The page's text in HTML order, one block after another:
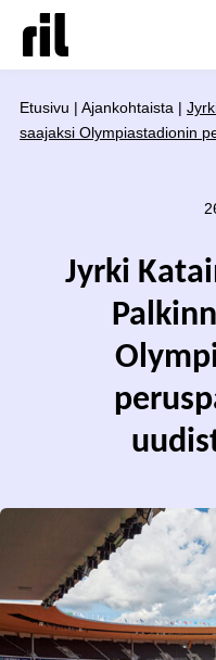
Etusivu | Ajankohtaista |
saajaksi Olympiastadionin
Jyrki